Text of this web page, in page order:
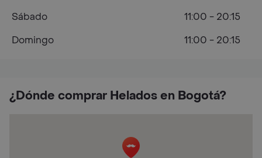
¿Dónde comprar Helados en Bogotá?
Sábado
11:00 - 20:15
Domingo
11:00 - 20:15